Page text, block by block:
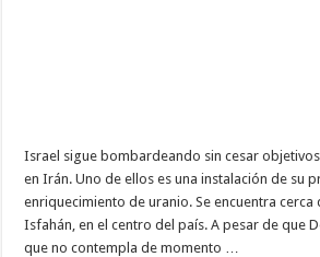
Israel sigue bombardeando sin cesar
en Irán. Uno de ellos es una instalación de su
enriquecimiento de uranio. Se encuentra cerca
Isfahán, en el centro del país. A pesar de que
que no contempla de momento …